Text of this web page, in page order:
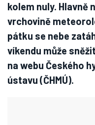
kolem nuly. Hlavně
vrchovině
pátku se nebe
víkendu může
na webu Českého
ústavu (ČHMÚ).